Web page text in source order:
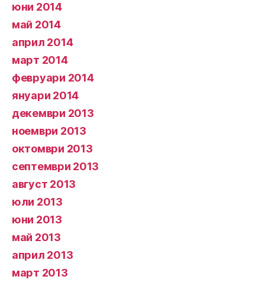
юни 2014
май 2014
април 2014
март 2014
февруари 2014
януари 2014
декември 2013
ноември 2013
октомври 2013
септември 2013
август 2013
юли 2013
юни 2013
май 2013
април 2013
март 2013